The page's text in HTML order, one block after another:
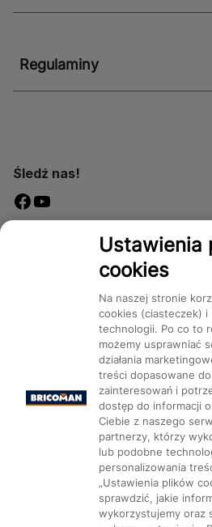
Regulaminy
Śledź nas!
Dostępność
Kategorie Produkty
Ustawienia
Ustawienia
cookies
Na naszej stronie
cookies (ciasteczek) i
technologii. Po co to
możemy usprawniać
działania
treści dopasowane
zainteresowań i
dostęp do informacji
Ciebie z naszego
partnerzy, którzy
lub podobne
personalizowania
„Ustawienia plików
sprawdzić, jakie
wykorzystujemy oraz